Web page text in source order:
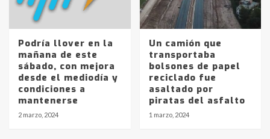
Podría llover en la
mañana de este
sábado, con mejora
desde el mediodía y
condiciones a
mantenerse
2 marzo, 2024
Un camión que
transportaba
bolsones de papel
reciclado fue
asaltado por
piratas del asfalto
1 marzo, 2024
Los precios de los combustibles en
La Pampa, desde YPF hasta Axion
entre 857 a 1338 pesos
6
La Bolsa de Cereales de Bahía
Blanca anticipa que Agosto vendrá
con lluvias y heladas, en gran parte
de la provincia